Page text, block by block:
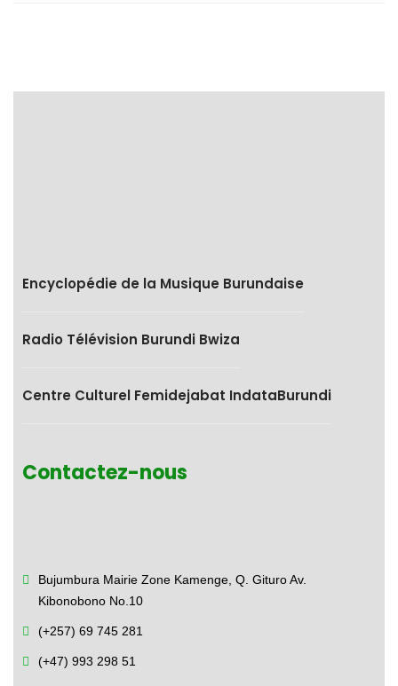
Encyclopédie de la Musique Burundaise
Radio Télévision Burundi Bwiza
Centre Culturel Femidejabat IndataBurundi
Contactez-nous
Bujumbura Mairie Zone Kamenge, Q. Gituro Av.
Kibonobono No.10
(+257) 69 745 281
(+47) 993 298 51